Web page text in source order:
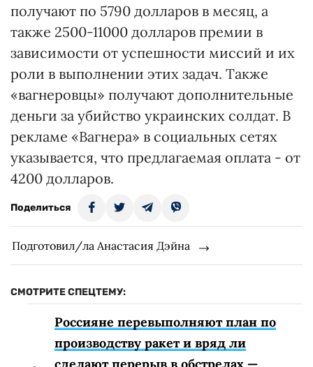
получают по 5790 долларов в месяц, а
также 2500-11000 долларов премии в
зависимости от успешности миссий и их
роли в выполнении этих задач. Также
«вагнеровцы» получают дополнительные
деньги за убийство украинских солдат. В
рекламе «Вагнера» в социальных сетях
указывается, что предлагаемая оплата - от
4200 долларов.
Поделиться
Подготовил/ла Анастасия Дэйна
СМОТРИТЕ СПЕЦТЕМУ:
Россияне перевыполняют план по
производству ракет и вряд ли